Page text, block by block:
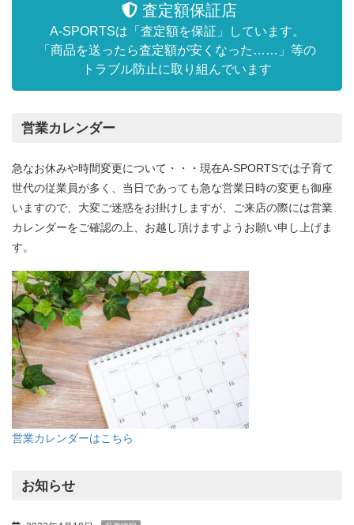
査定額保証店
A-SPORTSは「査定額を保証」しています。
「商品を送ったら査定額が安くなった……」等の
トラブル防止に取り組んでいます
営業カレンダー
急なお休みや時間変更について・・・現在A-SPORTSでは子育て
世代の従業員が多く、当日であっても急な営業日時の変更も御座
いますので、大変ご迷惑をお掛けしますが、ご来店の際には営業
カレンダーをご確認の上、お越し頂けますようお願い申し上げま
す。
営業カレンダーはこちら
お知らせ